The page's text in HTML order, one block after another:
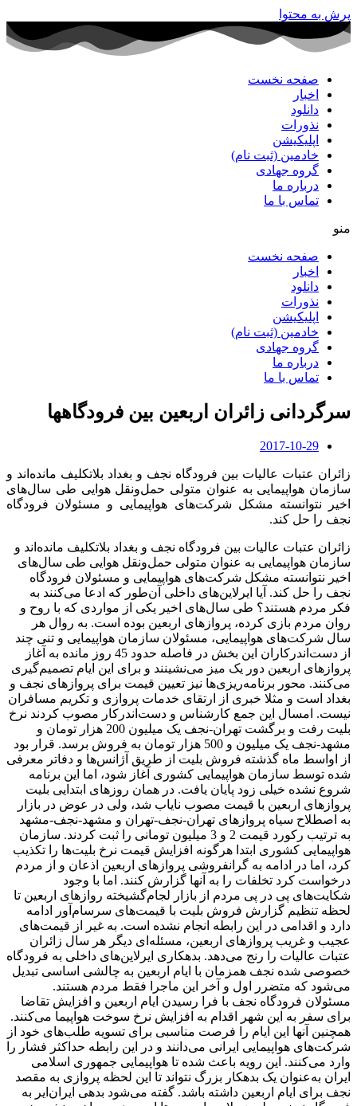
پرش به محتوا
صفحه نخست
اخبار
دانلود
نذورات
اپلیکیشن
خادمین (ثبت نام)
گروه جهادی
درباره ما
تماس با ما
منو
صفحه نخست
اخبار
دانلود
نذورات
اپلیکیشن
خادمین (ثبت نام)
گروه جهادی
درباره ما
تماس با ما
سرگردانی زائران اربعین بین فرودگاهها
2017-10-29
زائران عتبات عالیات بین فرودگاه نجف و بغداد بلاتکلیف مانده‌اند و
سازمان هواپیمایی به عنوان متولی حمل‌ونقل هوایی طی سال‌های
اخیر نتوانسته مشکل شرکت‌های هواپیمایی و مسئولان فرودگاه
نجف را حل کند.
زائران عتبات عالیات بین فرودگاه نجف و بغداد بلاتکلیف مانده‌اند و
سازمان هواپیمایی به عنوان متولی حمل‌ونقل هوایی طی سال‌های
اخیر نتوانسته مشکل شرکت‌های هواپیمایی و مسئولان فرودگاه
نجف را حل کند. آیا ایرلاین‌های داخلی آن‌طور که ادعا می‌کنند به
فکر مردم هستند؟ طی سال‌های اخیر یکی از مواردی که با روح و
روان مردم بازی کرده، پروازهای اربعین بوده است. به روال هر
سال شرکت‌های هواپیمایی، مسئولان سازمان هواپیمایی و تنی چند
از دست‌اندرکاران این بخش در فاصله حدود 45 روز مانده به آغاز
پروازهای اربعین دور یک میز می‌نشینند و برای این ایام تصمیم‌گیری
می‌کنند. محور برنامه‌ریزی‌ها نیز تعیین قیمت برای پروازهای نجف و
بغداد است و مثلا خبری از ارتقای خدمات پروازی و تکریم مسافران
نیست. امسال این جمع کارشناس و دست‌اندرکار مصوب کردند نرخ
بلیت رفت و برگشت تهران-نجف یک میلیون 200 هزار تومان و
مشهد-نجف یک میلیون و 500 هزار تومان به فروش برسد. قرار بود
از اواسط ماه گذشته فروش بلیت از طریق آژانس‌ها و دفاتر معرفی
شده توسط سازمان هواپیمایی کشوری آغاز شود، اما این برنامه
شروع نشده خیلی زود پایان یافت. در همان روزهای ابتدایی بلیت
پروازهای اربعین با قیمت مصوب نایاب شد، ولی در عوض در بازار
به اصطلاح سیاه پروازهای تهران-نجف-تهران و مشهد-نجف-مشهد
به ترتیب رکورد قیمت 2 و 3 میلیون تومانی را ثبت کردند. سازمان
هواپیمایی کشوری ابتدا هرگونه افزایش قیمت نرخ بلیت‌ها را تکذیب
کرد، اما در ادامه به گرانفروشی پروازهای اربعین اذعان و از مردم
درخواست کرد تخلفات را به آنها گزارش کنند. اما با وجود
شکایت‌های پی در پی مردم از بازار لجام‌گشیخته روازهای اربعین تا
لحظه تنظیم گزارش فروش بلیت با قیمت‌های سرسام‌آور ادامه
دارد و اقدامی در این رابطه انجام نشده است. به غیر از قیمت‌های
عجیب و غریب پروازهای اربعین، مسئله‌ای دیگر هر سال زائران
عتبات عالیات را رنج می‌دهد. بدهکاری ایرلاین‌های داخلی به فرودگاه
خصوصی شده نجف همزمان با ایام اربعین به چالشی اساسی تبدیل
می‌شود که متضرر اول و آخر این ماجرا فقط مردم هستند.
مسئولان فرودگاه نجف با فرا رسیدن ایام اربعین و افزایش تقاضا
برای سفر به این شهر اقدام به افزایش نرخ سوخت هواپیما می‌کنند.
همچنین آنها این ایام را فرصت مناسبی برای تسویه طلب‌های خود از
شرکت‌های هواپیمایی ایرانی می‌دانند و در این رابطه حداکثر فشار را
وارد می‌کنند. این رویه باعث شده تا هواپیمایی جمهوری اسلامی
ایران به‌عنوان یک بدهکار بزرگ نتواند تا این لحظه پروازی به مقصد
نجف برای ایام اربعین داشته باشد. گفته می‌شود بدهی ایران‌ایر به